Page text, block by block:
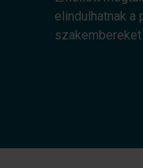
elindulhatnak a